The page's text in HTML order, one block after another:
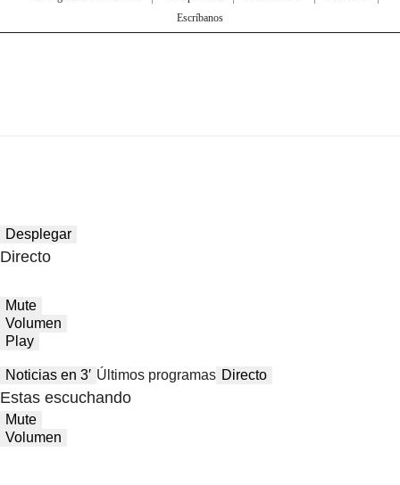
Escríbanos
Desplegar
Directo
Mute
Volumen
Play
Noticias en 3′ Últimos programas Directo
Estas escuchando
Mute
Volumen